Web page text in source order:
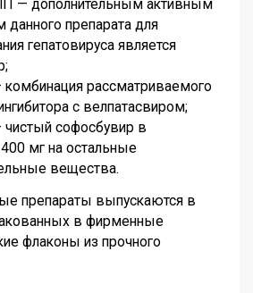
— дополнительным активным
препарата для
гепатовируса является
комбинация рассматриваемого
с велпатасвиром;
чистый софосбувир в
мг на остальные
вещества.
препараты выпускаются в
в фирменные
флаконы из прочного